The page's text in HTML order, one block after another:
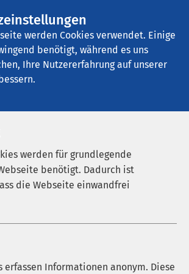
werden Cookies verwendet. Einige
benötigt, während es uns
Ihre Nutzererfahrung auf unserer
werden für grundlegende
benötigt. Dadurch ist
die Webseite einwandfrei
sgalinski
erfassen Informationen anonym. Diese
St. Clemens
Rücken -
mit dem
17:00bis18:30